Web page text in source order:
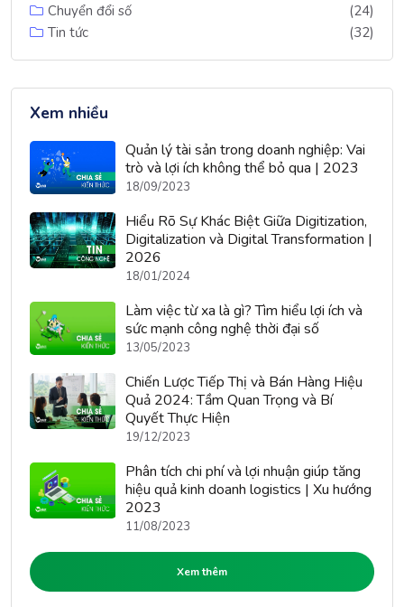
Chuyển đổi số
(24)
Tin tức
(32)
Xem nhiều
Quản lý tài sản trong doanh nghiệp: Vai
trò và lợi ích không thể bỏ qua | 2023
18/09/2023
Hiểu Rõ Sự Khác Biệt Giữa Digitization,
Digitalization và Digital Transformation |
2026
18/01/2024
Làm việc từ xa là gì? Tìm hiểu lợi ích và
sức mạnh công nghệ thời đại số
13/05/2023
Chiến Lược Tiếp Thị và Bán Hàng Hiệu
Quả 2024: Tầm Quan Trọng và Bí
Quyết Thực Hiện
19/12/2023
Phân tích chi phí và lợi nhuận giúp tăng
hiệu quả kinh doanh logistics | Xu hướng
2023
11/08/2023
Xem thêm